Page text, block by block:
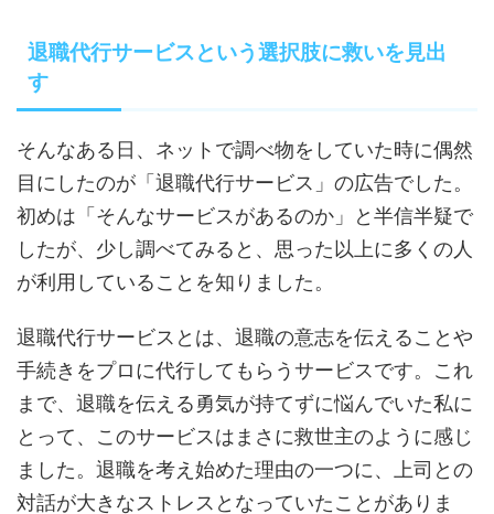
退職代行サービスという選択肢に救いを見出
す
そんなある日、ネットで調べ物をしていた時に偶然
目にしたのが「退職代行サービス」の広告でした。
初めは「そんなサービスがあるのか」と半信半疑で
したが、少し調べてみると、思った以上に多くの人
が利用していることを知りました。
退職代行サービスとは、退職の意志を伝えることや
手続きをプロに代行してもらうサービスです。これ
まで、退職を伝える勇気が持てずに悩んでいた私に
とって、このサービスはまさに救世主のように感じ
ました。退職を考え始めた理由の一つに、上司との
対話が大きなストレスとなっていたことがありま